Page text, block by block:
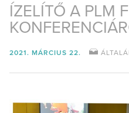
ÍZELÍTŐ A PLM
2021. MÁRCIUS 22.